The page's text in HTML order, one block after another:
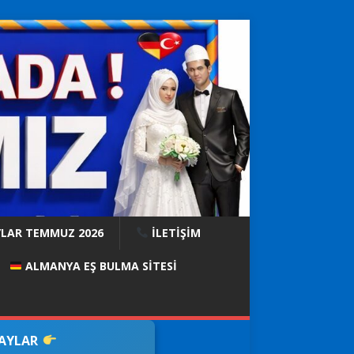
TEMMUZ 2026 İLETİŞİM
ALMANYA EŞ BULMA SITESI